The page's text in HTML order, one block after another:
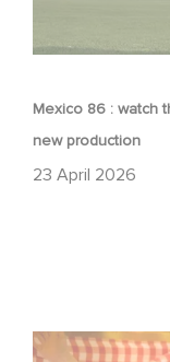
Mexico 86 : watch
new production
23 April 2026
Aimee Lou Wood